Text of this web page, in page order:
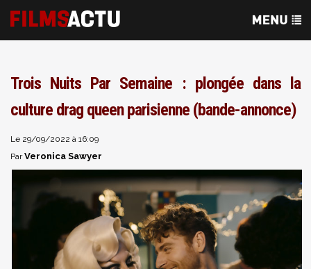
Trois Nuits Par Semaine : plongée dans la
culture drag queen parisienne (bande-annonce)
Le 29/09/2022 à 16:09
ParVeronica Sawyer